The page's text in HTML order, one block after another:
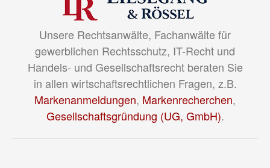
Unsere Rechtsanwälte, Fachanwälte für
gewerblichen Rechtsschutz, IT-Recht und
Handels- und Gesellschaftsrecht beraten Sie
in allen wirtschaftsrechtlichen Fragen, z.B.
Markenanmeldungen, Markenrecherchen,
Gesellschaftsgründung (UG, GmbH).